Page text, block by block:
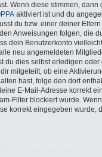
Wenn diese stimmen, dann
aktiviert ist und du
du bzw. einer deiner
Anweisungen folgen, die
dein Benutzerkonto
neu angemeldeten
du dies selbst erledigen oder
mitgeteilt, ob eine
hast, folge den dort
E-Mail-Adresse korrekt
Filter blockiert wurde.
korrekt eingegeben wurde,